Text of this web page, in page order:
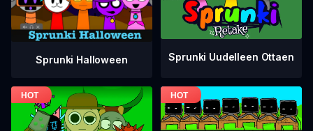
Sprunki Halloween Sprunki Uudelleen Ottaen